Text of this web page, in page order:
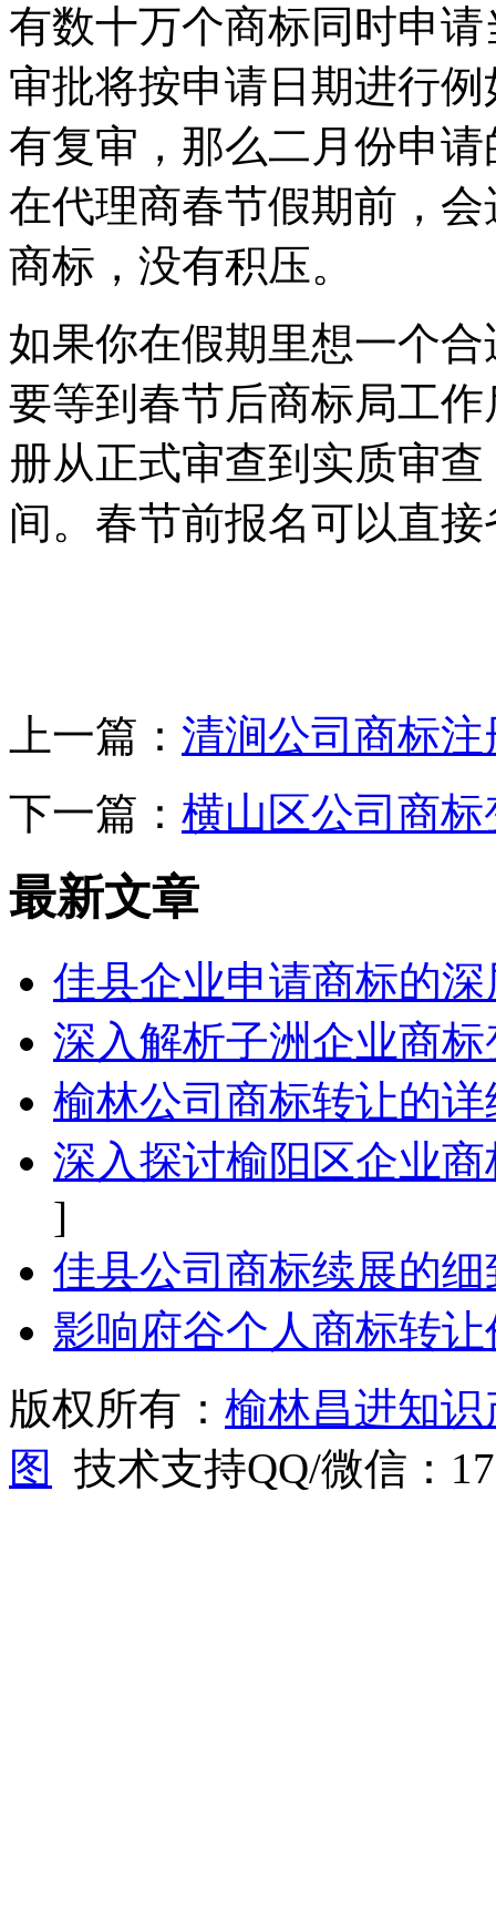
有数十万个商标同时申
审批将按申请日期进行
有复审，那么二月份申
在代理商春节假期前，
商标，没有积压。
如果你在假期里想一个
要等到春节后商标局工
册从正式审查到实质审
间。春节前报名可以直
上一篇： 清涧公司商标
下一篇： 横山区公司商
最新文章
佳县企业申请商标的
深入解析子洲企业商
榆林公司商标转让的
深入探讨榆阳区企业
]
佳县公司商标续展的
影响府谷个人商标转
版权所有： 榆林昌进知
图
技术支持QQ/微信：